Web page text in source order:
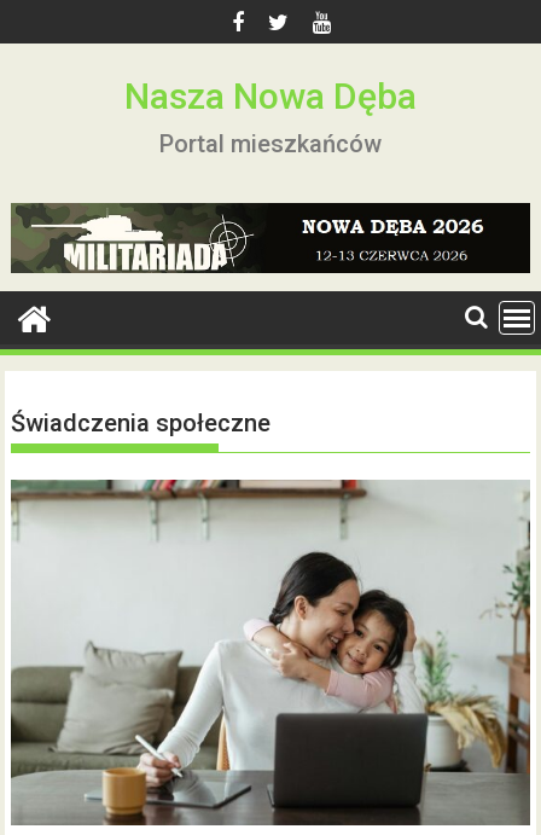
to
Nasza Nowa Dęba
Portal mieszkańców
Świadczenia społeczne